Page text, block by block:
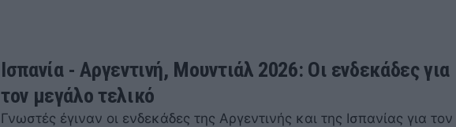
Ισπανία - Αργεντινή, Μουντιάλ 2026: Οι ενδεκάδες για
τον μεγάλο τελικό
Γνωστές έγιναν οι ενδεκάδες της Αργεντινής και της Ισπανίας για τον